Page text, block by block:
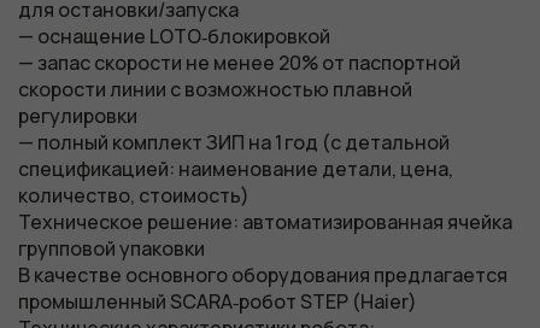
для остановки/запуска
— оснащение LOTO‑блокировкой
— запас скорости не менее 20% от паспортной
скорости линии с возможностью плавной
регулировки
— полный комплект ЗИП на 1 год (с детальной
спецификацией: наименование детали, цена,
количество, стоимость)
Техническое решение: автоматизированная ячейка
групповой упаковки
В качестве основного оборудования предлагается
промышленный SCARA‑робот STEP (Haier)